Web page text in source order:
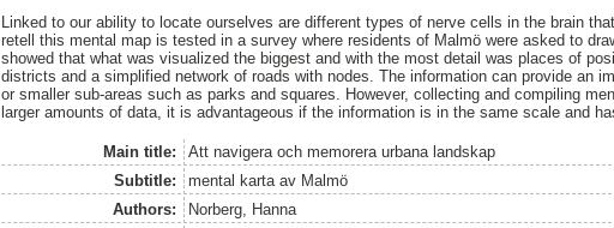
Linked to our ability to locate ourselves are different types of nerve cells in the brain
retell this mental map is tested in a survey where residents of Malmö were asked to
showed that what was visualized the biggest and with the most detail was places of
districts and a simplified network of roads with nodes. The information can provide an
or smaller sub-areas such as parks and squares. However, collecting and compiling
larger amounts of data, it is advantageous if the information is in the same scale and
Main title:
Att navigera och memorera urbana landskap
Subtitle:
mental karta av Malmö
Authors:
Norberg, Hanna